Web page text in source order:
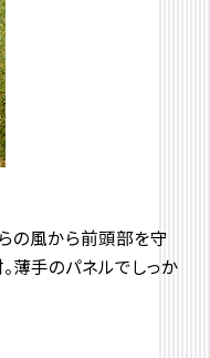
の風から前頭部を守
薄手のパネルでしっか